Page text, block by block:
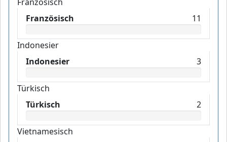
Französisch
11
Indonesier
Indonesier
3
Türkisch
Türkisch
2
Vietnamesisch